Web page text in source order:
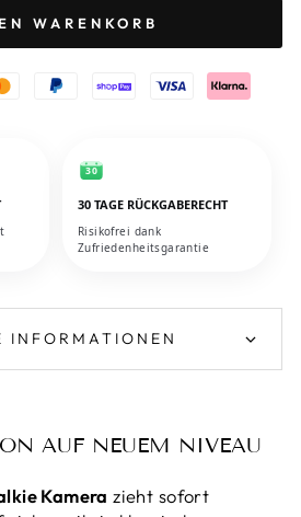
WARENKORB
30
30 TAGE RÜCKGABERECHT
Risikofrei dank
Zufriedenheitsgarantie
AUF NEUEM NIVEAU
Kamera zieht sofort